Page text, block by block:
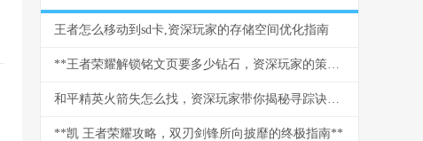
王者怎么移动到sd卡,资深玩家的存储空间优化指南
**王者荣耀解锁铭文页要多少钻石，资深玩家的策略与情怀**
和平精英火箭失怎么找，资深玩家带你揭秘寻踪诀窍副标题
**凯 王者荣耀攻略，双刃剑锋所向披靡的终极指南**